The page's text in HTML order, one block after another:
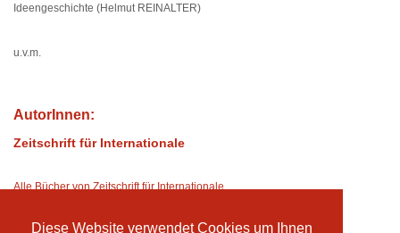
Diese Website verwendet Cookies um Ihnen
Ideengeschichte (Helmut REINALTER)
u.v.m.
AutorInnen:
Zeitschrift für Internationale
Alle Bücher von Zeitschrift für Internationale